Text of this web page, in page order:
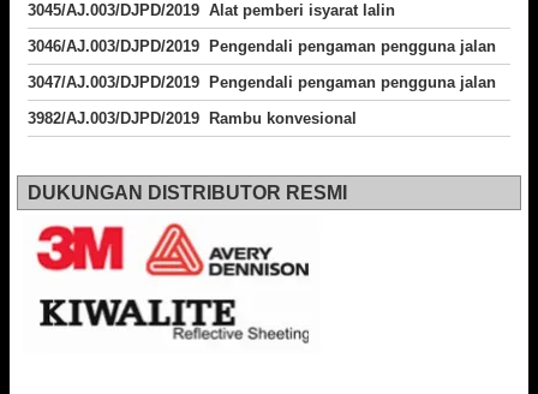
3045/AJ.003/DJPD/2019 Alat pemberi isyarat lalin
3046/AJ.003/DJPD/2019 Pengendali pengaman pengguna jalan
3047/AJ.003/DJPD/2019 Pengendali pengaman pengguna jalan
3982/AJ.003/DJPD/2019 Rambu konvesional
DUKUNGAN DISTRIBUTOR RESMI